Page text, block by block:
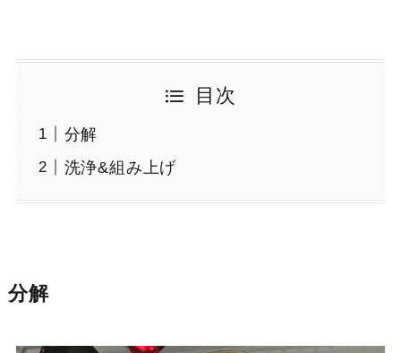
目次
分解
洗浄&組み上げ
分解